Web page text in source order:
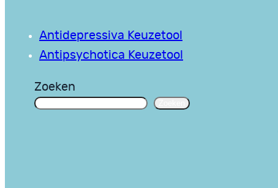
Antidepressiva Keuzetool
Antipsychotica Keuzetool
Zoeken